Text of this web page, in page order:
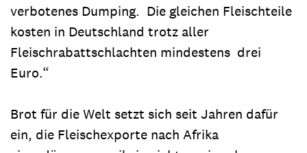
verbotenes Dumping. Die gleichen Fleischteile
kosten in Deutschland trotz aller
Fleischrabattschlachten mindestens drei
Euro.“
Brot für die Welt setzt sich seit Jahren dafür
ein, die Fleischexporte nach Afrika